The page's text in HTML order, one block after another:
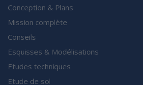
Conception & Plans
Mission complète
Conseils
Esquisses & Modélisations
Etudes techniques
Etude de sol